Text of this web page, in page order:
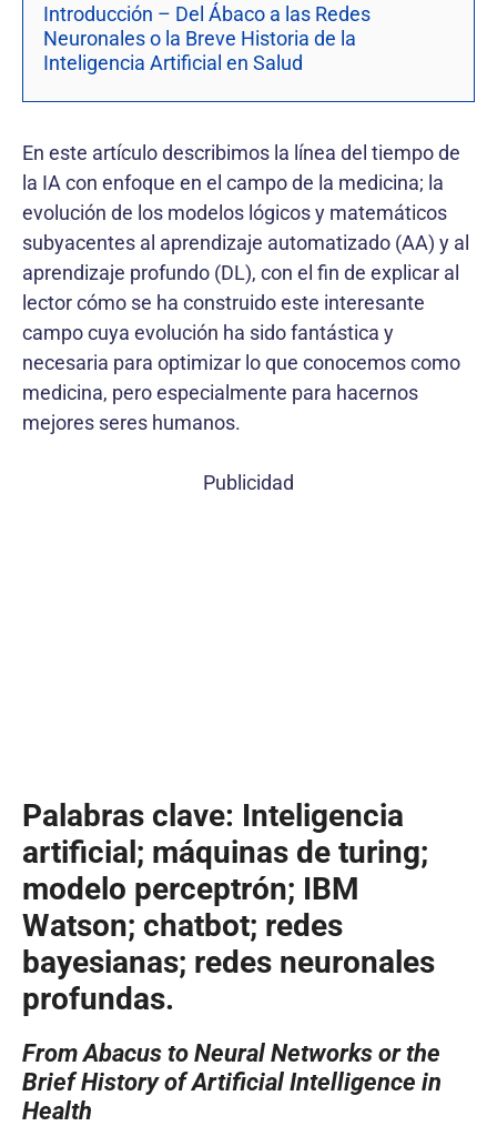
Introducción – Del Ábaco a las Redes
Neuronales o la Breve Historia de la
Inteligencia Artificial en Salud
En este artículo describimos la línea del tiempo de
la IA con enfoque en el campo de la medicina; la
evolución de los modelos lógicos y matemáticos
subyacentes al aprendizaje automatizado (AA) y al
aprendizaje profundo (DL), con el fin de explicar al
lector cómo se ha construido este interesante
campo cuya evolución ha sido fantástica y
necesaria para optimizar lo que conocemos como
medicina, pero especialmente para hacernos
mejores seres humanos.
Publicidad
Palabras clave: Inteligencia
artificial; máquinas de turing;
modelo perceptrón; IBM
Watson; chatbot; redes
bayesianas; redes neuronales
profundas.
From Abacus to Neural Networks or the
Brief History of Artificial Intelligence in
Health